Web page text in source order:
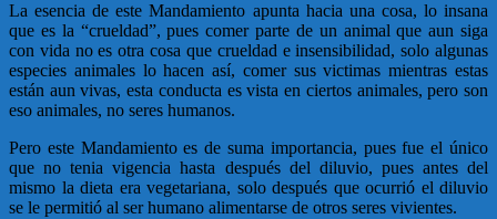
La esencia de este Mandamiento apunta hacia una cosa, lo insana
que es la “crueldad”, pues comer parte de un animal que aun siga
con vida no es otra cosa que crueldad e insensibilidad, solo algunas
especies animales lo hacen así, comer sus victimas mientras estas
están aun vivas, esta conducta es vista en ciertos animales, pero son
eso animales, no seres humanos.
Pero este Mandamiento es de suma importancia, pues fue el único
que no tenia vigencia hasta después del diluvio, pues antes del
mismo la dieta era vegetariana, solo después que ocurrió el diluvio
se le permitió al ser humano alimentarse de otros seres vivientes.